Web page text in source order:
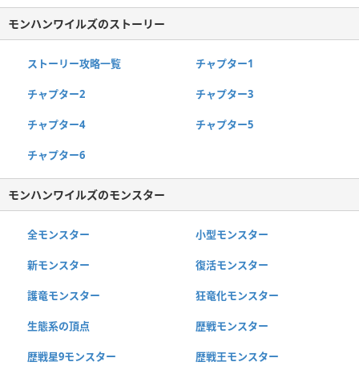
モンハンワイルズのストーリー
ストーリー攻略一覧 チャプター1
チャプター2 チャプター3
チャプター4 チャプター5
チャプター6
モンハンワイルズのモンスター
全モンスター 小型モンスター
新モンスター 復活モンスター
護竜モンスター 狂竜化モンスター
生態系の頂点 歴戦モンスター
歴戦星9モンスター 歴戦王モンスター